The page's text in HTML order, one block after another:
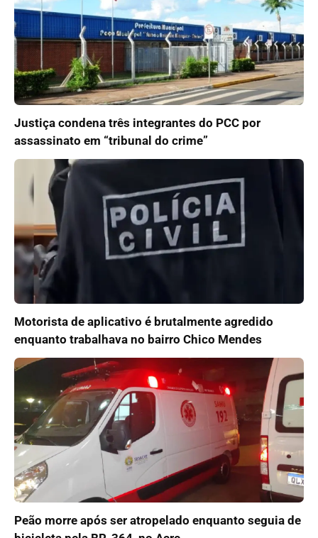
Justiça condena três integrantes do PCC por
assassinato em “tribunal do crime”
Motorista de aplicativo é brutalmente agredido
enquanto trabalhava no bairro Chico Mendes
Peão morre após ser atropelado enquanto seguia de